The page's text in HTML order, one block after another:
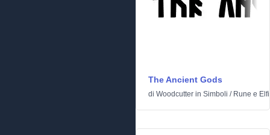
The Ancient Gods
di Woodcutter in Simboli / Rune e Elfi